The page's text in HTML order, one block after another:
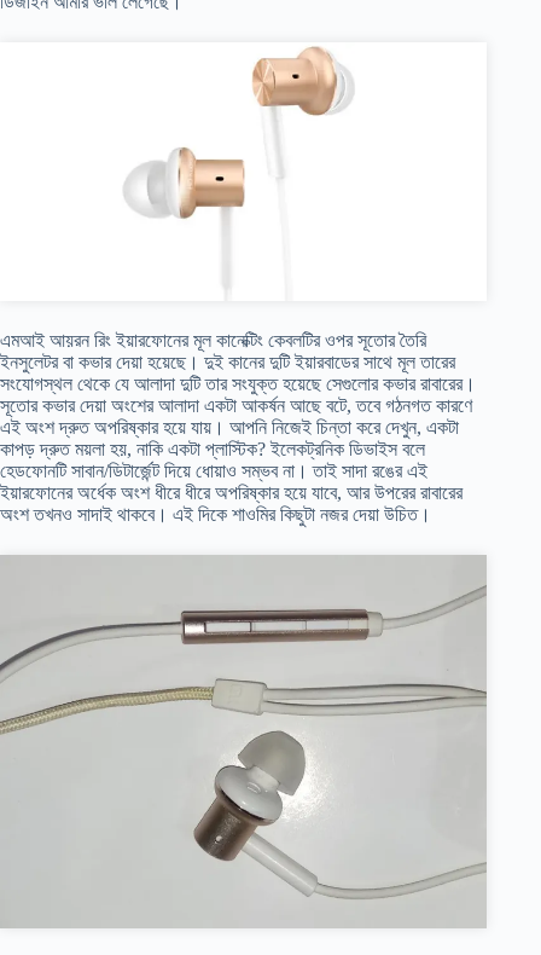
এমআই আয়রন রিং ইয়ারফোনের মূল কানেক্টিং কেবলটির ওপর সূতোর তৈরি
ইনসুলেটর বা কভার দেয়া হয়েছে। দুই কানের দুটি ইয়ারবাডের সাথে মূল তারের
সংযোগস্থল থেকে যে আলাদা দুটি তার সংযুক্ত হয়েছে সেগুলোর কভার রাবারের।
সূতোর কভার দেয়া অংশের আলাদা একটা আকর্ষন আছে বটে, তবে গঠনগত কারণে
এই অংশ দ্রুত অপরিষ্কার হয়ে যায়। আপনি নিজেই চিন্তা করে দেখুন, একটা
কাপড় দ্রুত ময়লা হয়, নাকি একটা প্লাস্টিক? ইলেকট্রনিক ডিভাইস বলে
হেডফোনটি সাবান/ডিটার্জেন্ট দিয়ে ধোয়াও সম্ভব না। তাই সাদা রঙের এই
ইয়ারফোনের অর্ধেক অংশ ধীরে ধীরে অপরিষ্কার হয়ে যাবে, আর উপরের রাবারের
অংশ তখনও সাদাই থাকবে। এই দিকে শাওমির কিছুটা নজর দেয়া উচিত।